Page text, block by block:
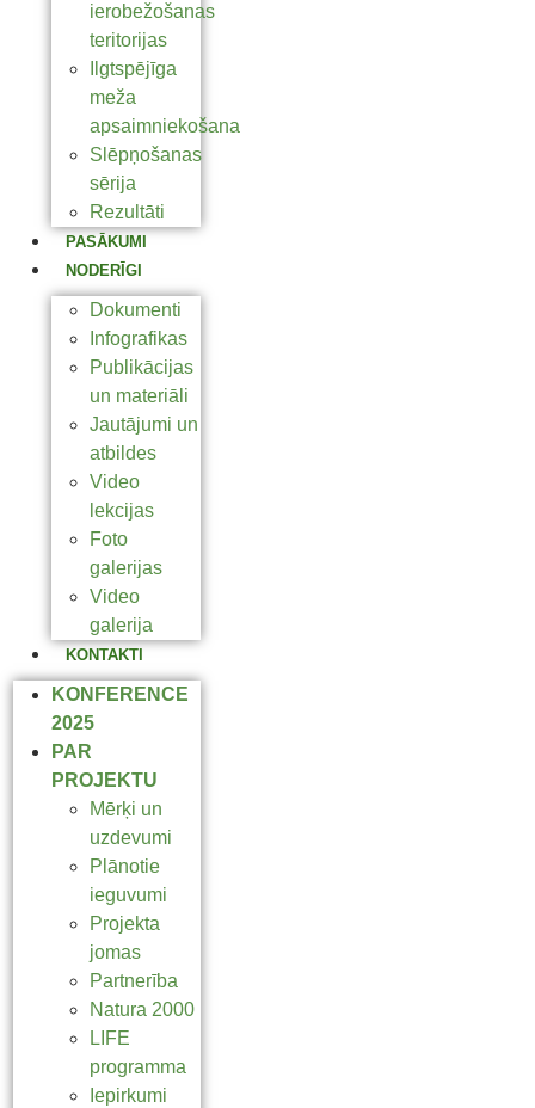
ierobežošanas
teritorijas
Ilgtspējīga
meža
apsaimniekošana
Slēpņošanas
sērija
Rezultāti
PASĀKUMI
NODERĪGI
Dokumenti
Infografikas
Publikācijas
un materiāli
Jautājumi un
atbildes
Video
lekcijas
Foto
galerijas
Video
galerija
KONTAKTI
KONFERENCE
2025
PAR
PROJEKTU
Mērķi un
uzdevumi
Plānotie
ieguvumi
Projekta
jomas
Partnerība
Natura 2000
LIFE
programma
Iepirkumi